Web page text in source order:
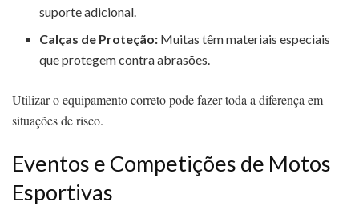
suporte adicional.
Calças de Proteção: Muitas têm materiais especiais
que protegem contra abrasões.
Utilizar o equipamento correto pode fazer toda a diferença em
situações de risco.
Eventos e Competições de Motos
Esportivas